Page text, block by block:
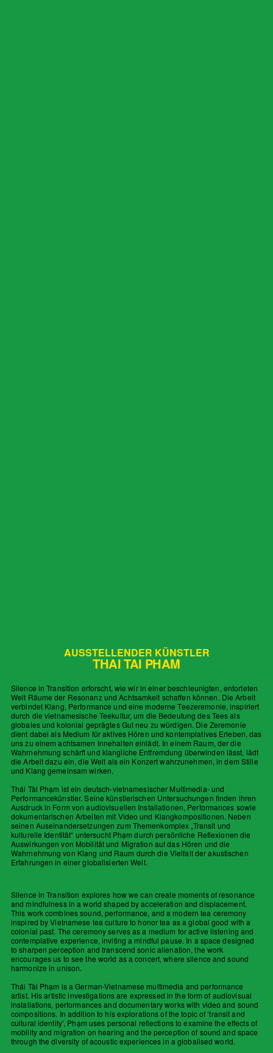
AUSSTELLENDER KÜNSTLER
THAI TAI PHAM
Silence in Transition erforscht, wie wir in einer beschleunigten, entorteten
Welt Räume der Resonanz und Achtsamkeit schaffen können. Die Arbeit
verbindet Klang, Performance und eine moderne Teezeremonie, inspiriert
durch die vietnamesische Teekultur, um die Bedeutung des Tees als
globales und kolonial geprägtes Gut neu zu würdigen. Die Zeremonie
dient dabei als Medium für aktives Hören und kontemplatives Erleben, das
uns zu einem achtsamen Innehalten einlädt. In einem Raum, der die
Wahrnehmung schärft und klangliche Entfremdung überwinden lässt, lädt
die Arbeit dazu ein, die Welt als ein Konzert wahrzunehmen, in dem Stille
und Klang gemeinsam wirken.
Thái Tài Phạm ist ein deutsch-vietnamesischer Multimedia- und
Performancekünstler. Seine künstlerischen Untersuchungen finden ihren
Ausdruck in Form von audiovisuellen Installationen, Performances sowie
dokumentarischen Arbeiten mit Video und Klangkompositionen. Neben
seinen Auseinandersetzungen zum Themenkomplex „Transit und
kulturelle Identität“ untersucht Phạm durch persönliche Reflexionen die
Auswirkungen von Mobilität und Migration auf das Hören und die
Wahrnehmung von Klang und Raum durch die Vielfalt der akustischen
Erfahrungen in einer globalisierten Welt.
Silence in Transition explores how we can create moments of resonance
and mindfulness in a world shaped by acceleration and displacement.
This work combines sound, performance, and a modern tea ceremony
inspired by Vietnamese tea culture to honor tea as a global good with a
colonial past. The ceremony serves as a medium for active listening and
contemplative experience, inviting a mindful pause. In a space designed
to sharpen perception and transcend sonic alienation, the work
encourages us to see the world as a concert, where silence and sound
harmonize in unison.
Thái Tài Phạm is a German-Vietnamese multimedia and performance
artist. His artistic investigations are expressed in the form of audiovisual
installations, performances and documentary works with video and sound
compositions. In addition to his explorations of the topic of ‘transit and
cultural identity’, Phạm uses personal reflections to examine the effects of
mobility and migration on hearing and the perception of sound and space
through the diversity of acoustic experiences in a globalised world.